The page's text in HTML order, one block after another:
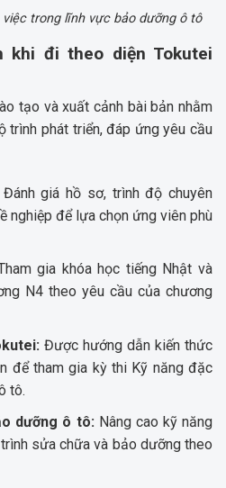
trong lĩnh vực bảo dưỡng ô tô
khi đi theo diện Tokutei
tạo và xuất cảnh bài bản nhằm
trình phát triển, đáp ứng yêu cầu
Đánh giá hồ sơ, trình độ chuyên
nghiệp để lựa chọn ứng viên phù
gia khóa học tiếng Nhật và
N4 theo yêu cầu của chương
Được hướng dẫn kiến thức
để tham gia kỳ thi Kỹ năng đặc
tô.
dưỡng ô tô: Nâng cao kỹ năng
sửa chữa và bảo dưỡng theo